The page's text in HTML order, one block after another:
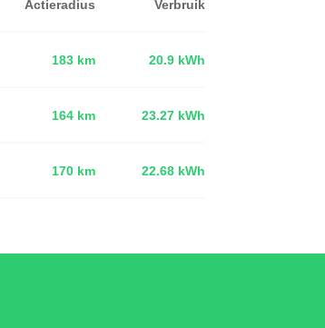
Actieradius Verbruik
183 km 20.9 kWh
164 km 23.27 kWh
170 km 22.68 kWh